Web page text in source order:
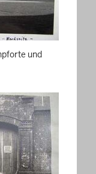
und